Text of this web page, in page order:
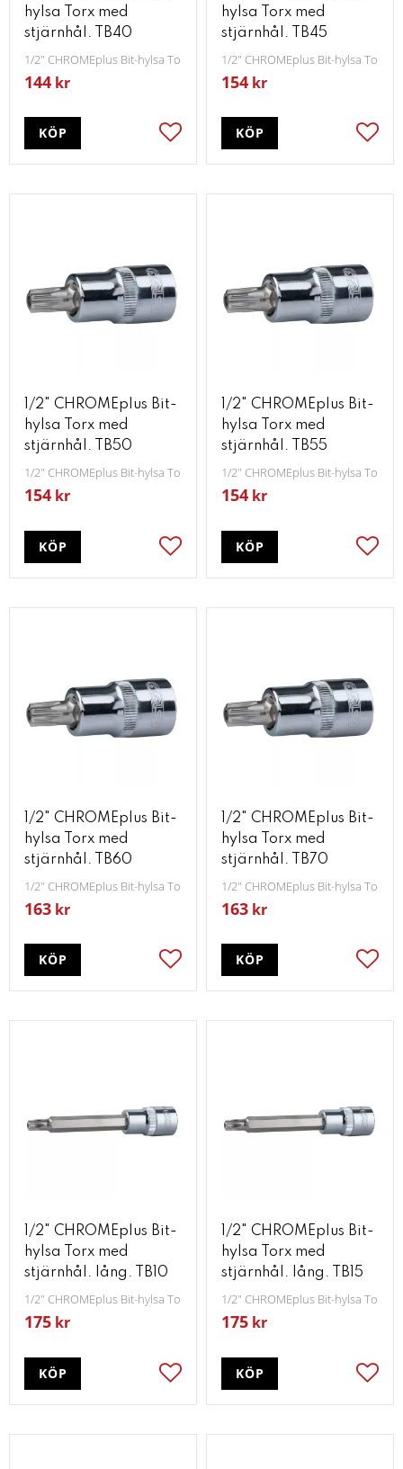
hylsa Torx med
stjärnhål. TB40
1/2" CHROMEplus Bit-hylsa Torx med stjärnhål TB40
144 kr
Lägg till i favoriter
KÖP
hylsa Torx med
stjärnhål. TB45
1/2" CHROMEplus Bit-hylsa Torx
154 kr
KÖP
1/2" CHROMEplus Bit-
hylsa Torx med
stjärnhål. TB50
1/2" CHROMEplus Bit-hylsa Torx med stjärnhål TB50
154 kr
Lägg till i favoriter
KÖP
1/2" CHROMEplus Bit-
hylsa Torx med
stjärnhål. TB55
1/2" CHROMEplus Bit-hylsa Torx
154 kr
KÖP
1/2" CHROMEplus Bit-
hylsa Torx med
stjärnhål. TB60
1/2" CHROMEplus Bit-hylsa Torx med stjärnhål TB60
163 kr
Lägg till i favoriter
KÖP
1/2" CHROMEplus Bit-
hylsa Torx med
stjärnhål. TB70
1/2" CHROMEplus Bit-hylsa Torx
163 kr
KÖP
1/2" CHROMEplus Bit-
hylsa Torx med
stjärnhål. lång. TB10
1/2" CHROMEplus Bit-hylsa Torx med stjärnhål lång TB10
175 kr
Lägg till i favoriter
KÖP
1/2" CHROMEplus Bit-
hylsa Torx med
stjärnhål. lång. TB15
1/2" CHROMEplus Bit-hylsa Torx
175 kr
KÖP